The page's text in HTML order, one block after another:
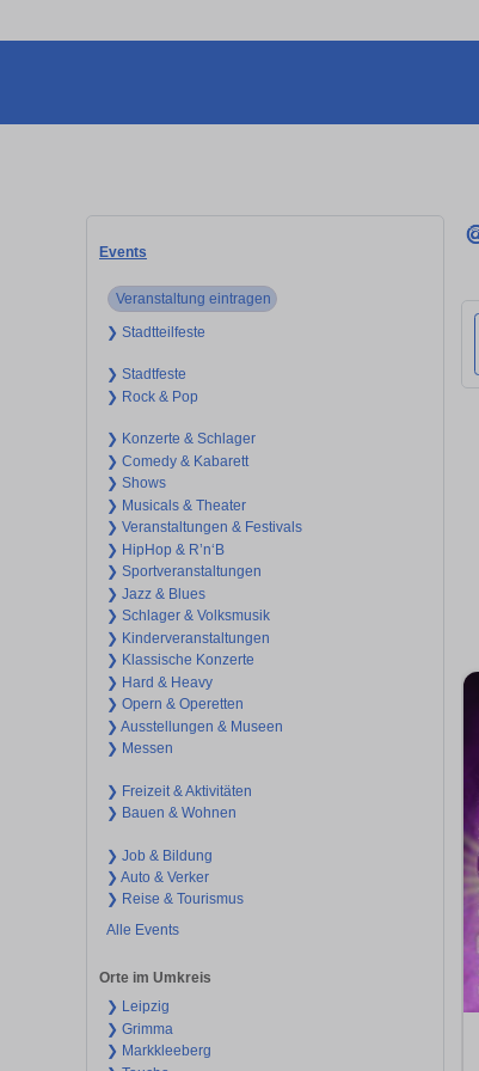
Events
Veranstaltung eintragen
❯ Stadtteilfeste
❯ Stadtfeste
❯ Rock & Pop
❯ Konzerte & Schlager
❯ Comedy & Kabarett
❯ Shows
❯ Musicals & Theater
❯ Veranstaltungen & Festivals
❯ HipHop & R’n‘B
❯ Sportveranstaltungen
❯ Jazz & Blues
❯ Schlager & Volksmusik
❯ Kinderveranstaltungen
❯ Klassische Konzerte
❯ Hard & Heavy
❯ Opern & Operetten
❯ Ausstellungen & Museen
❯ Messen
❯ Freizeit & Aktivitäten
❯ Bauen & Wohnen
❯ Job & Bildung
❯ Auto & Verker
❯ Reise & Tourismus
Alle Events
Orte im Umkreis
❯ Leipzig
❯ Grimma
❯ Markkleeberg